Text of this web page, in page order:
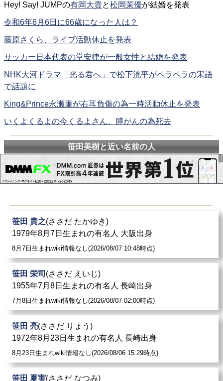
Hey! Say! JUMPの有岡大貴と松岡茉優が結婚を発表
令和6年6月6日に66歳になった人は？
藤原さくら、ライブ活動休止を発表
サッカー日本代表の堂安律が一般女性と結婚を発表
NHK大河ドラマ「光る君へ」で松下洸平がペラペラの宋語
で話題に
King&Prince永瀬廉が右耳負傷の為一時活動休止を発表
いくよくるよの今くるよさん、膵がんの為死去
笹田美樹と近い名前の人
笹田 貴之(ささだ たかゆき)
1979年8月7日生まれの有名人 大阪出身
8月7日生まれwiki情報なし(2026/08/07 10:48時点)
笹田 栄司 (ささだ えいじ)
1955年7月8日生まれの有名人 長崎出身
7月8日生まれwiki情報なし(2026/08/07 02:00時点)
笹田 亮(ささだ りょう)
1972年8月23日生まれの有名人 長崎出身
8月23日生まれwiki情報なし(2026/08/06 15:29時点)
笹田 夏実(ささだ なつみ)